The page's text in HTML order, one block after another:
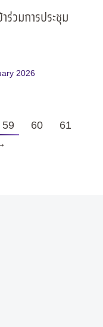
วมการประชุม
2026
59 60
61